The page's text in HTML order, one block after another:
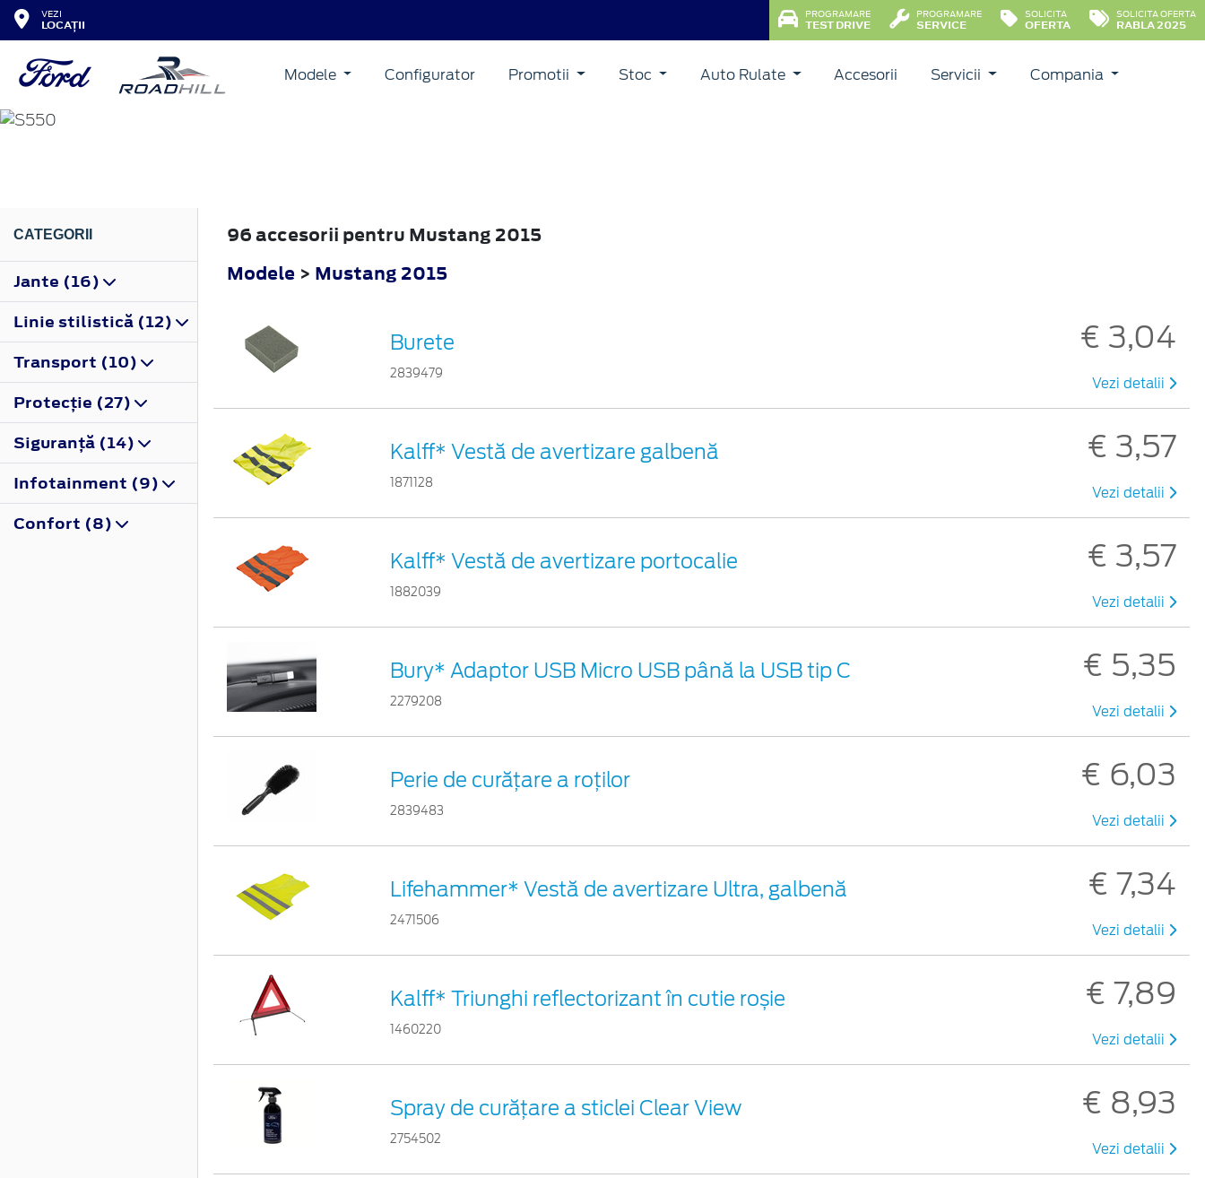
VEZI
LOCAȚII
PROGRAMARE
TEST DRIVE
PROGRAMARE
SERVICE
SOLICITA
OFERTA
SOLICITA OFERTA
RABLA 2025
Modele Configurator Promotii Stoc Auto Rulate Accesorii Servicii Compania
MUSTANG
CATEGORII
Jante (16)
Linie stilistică (12)
Transport (10)
Protecţie (27)
Siguranţă (14)
Infotainment (9)
Confort (8)
96 accesorii pentru Mustang 2015
Modele > Mustang 2015
Burete
2839479
€ 3,04
Vezi detalii
Kalff* Vestă de avertizare galbenă
1871128
€ 3,57
Vezi detalii
Kalff* Vestă de avertizare portocalie
1882039
€ 3,57
Vezi detalii
Bury* Adaptor USB Micro USB până la USB tip C
2279208
€ 5,35
Vezi detalii
Perie de curățare a roților
2839483
€ 6,03
Vezi detalii
Lifehammer* Vestă de avertizare Ultra, galbenă
2471506
€ 7,34
Vezi detalii
Kalff* Triunghi reflectorizant în cutie roșie
1460220
€ 7,89
Vezi detalii
Spray de curățare a sticlei Clear View
2754502
€ 8,93
Vezi detalii